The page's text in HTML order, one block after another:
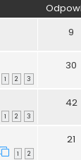
9
1 2 3
30
1 2 3
42
1 2
21